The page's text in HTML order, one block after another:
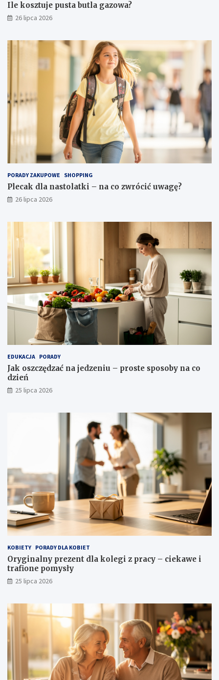
Ile kosztuje pusta butla gazowa?
26 lipca 2026
PORADY ZAKUPOWE SHOPPING
Plecak dla nastolatki – na co zwrócić uwagę?
26 lipca 2026
EDUKACJA PORADY
Jak oszczędzać na jedzeniu – proste sposoby na co
dzień
25 lipca 2026
KOBIETY PORADY DLA KOBIET
Oryginalny prezent dla kolegi z pracy – ciekawe i
trafione pomysły
25 lipca 2026